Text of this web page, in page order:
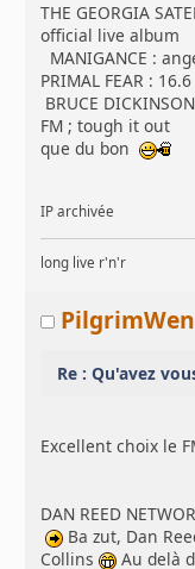
THE GEORGIA
official live album
MANIGANCE :
PRIMAL FEAR : 16.6
BRUCE
FM ; tough it out
que du bon
IP archivée
long live r'n'r
PilgrimWen
Re : Qu'avez
Excellent choix le
DAN REED
Ba zut, Dan
Collins
Au delà